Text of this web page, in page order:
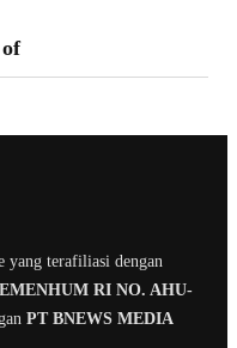
yang terafiliasi dengan
RI NO. AHU-
PT BNEWS MEDIA